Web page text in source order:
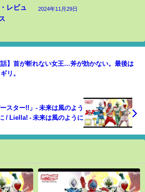
レビュ
2024年11月29日
話】首が斬れない女王…斧が効かない。最後は
リ。
スター!!」- 未来は風のよう
/ Liella! - 未来は風のように